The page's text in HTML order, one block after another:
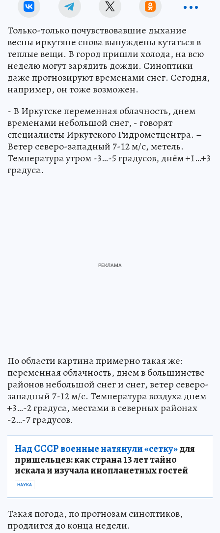
Только-только почувствовавшие дыхание
весны иркутяне снова вынуждены кутаться в
теплые вещи. В город пришли холода, на всю
неделю могут зарядить дожди. Синоптики
даже прогнозируют временами снег. Сегодня,
например, он тоже возможен.
- В Иркутске переменная облачность, днем
временами небольшой снег, - говорят
специалисты Иркутского Гидрометцентра. –
Ветер северо-западный 7-12 м/с, метель.
Температура утром -3…-5 градусов, днём +1…+3
градуса.
По области картина примерно такая же:
переменная облачность, днем в большинстве
районов небольшой снег и снег, ветер северо-
западный 7-12 м/с. Температура воздуха днем
+3…-2 градуса, местами в северных районах
-2…-7 градусов.
Над СССР военные натянули «сетку»для
пришельцев: как страна 13 лет тайно
искала и изучала инопланетных гостей
НАУКА
Такая погода, по прогнозам синоптиков,
продлится до конца недели.